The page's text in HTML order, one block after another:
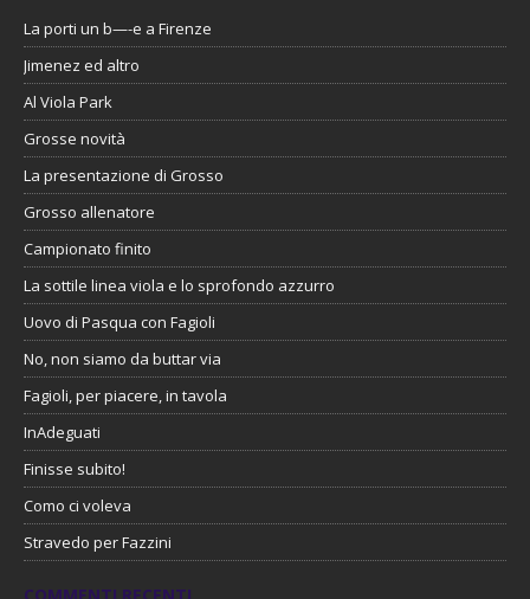
La porti un b—-e a Firenze
Jimenez ed altro
Al Viola Park
Grosse novità
La presentazione di Grosso
Grosso allenatore
Campionato finito
La sottile linea viola e lo sprofondo azzurro
Uovo di Pasqua con Fagioli
No, non siamo da buttar via
Fagioli, per piacere, in tavola
InAdeguati
Finisse subito!
Como ci voleva
Stravedo per Fazzini
COMMENTI RECENTI